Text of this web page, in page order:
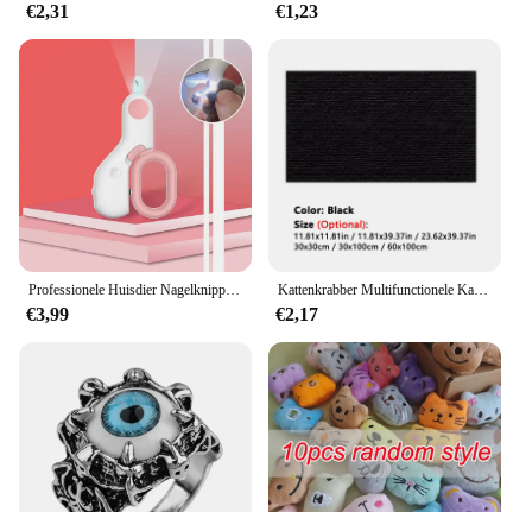
€2,31 €1,23
Professionele Huisdier Nagelknipper Led Licht Huisdier Nagelknipper Klauw Verzorgingsschaar Voor Katten Kleine Honden Schaar Kattenaccessoires
€3,99
Kattenkrabber Multifunctionele Kat Levert Zelfklevende Klauwslijper Trimbare Krabpaal Kattenboomtoren Speelgoedaccessoires
€2,17